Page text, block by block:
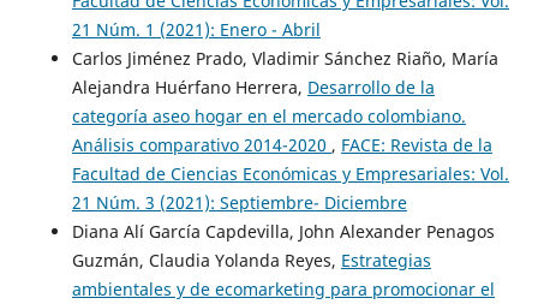
21 Núm. 1 (2021): Enero - Abril
Carlos Jiménez Prado, Vladimir Sánchez Riaño, María
Alejandra Huérfano Herrera, Desarrollo de la
categoría aseo hogar en el mercado colombiano.
Análisis comparativo 2014-2020 , FACE: Revista de la
Facultad de Ciencias Económicas y Empresariales: Vol.
21 Núm. 3 (2021): Septiembre- Diciembre
Diana Alí García Capdevilla, John Alexander Penagos
Guzmán, Claudia Yolanda Reyes, Estrategias
ambientales y de ecomarketing para promocionar el